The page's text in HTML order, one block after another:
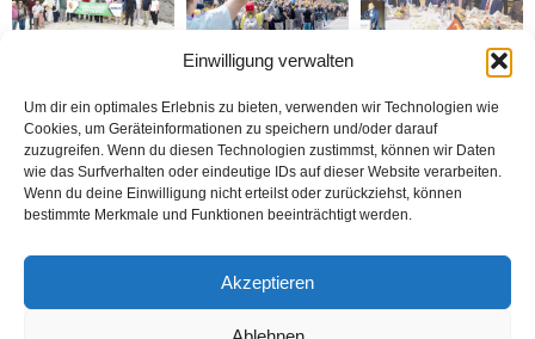
Einwilligung verwalten
Um dir ein optimales Erlebnis zu bieten, verwenden wir Technologien wie
Cookies, um Geräteinformationen zu speichern und/oder darauf
zuzugreifen. Wenn du diesen Technologien zustimmst, können wir Daten
wie das Surfverhalten oder eindeutige IDs auf dieser Website verarbeiten.
Wenn du deine Einwilligung nicht erteilst oder zurückziehst, können
bestimmte Merkmale und Funktionen beeinträchtigt werden.
Akzeptieren
Brandmauer adé: Die
AfD und das Versagen
MÜSİAD Genel Başkanı
buluşturduğu bir
noktada birleşti“
BİZİ BU ÇOCUKLAR
DÜNYA KUPASINA
TAŞIDI